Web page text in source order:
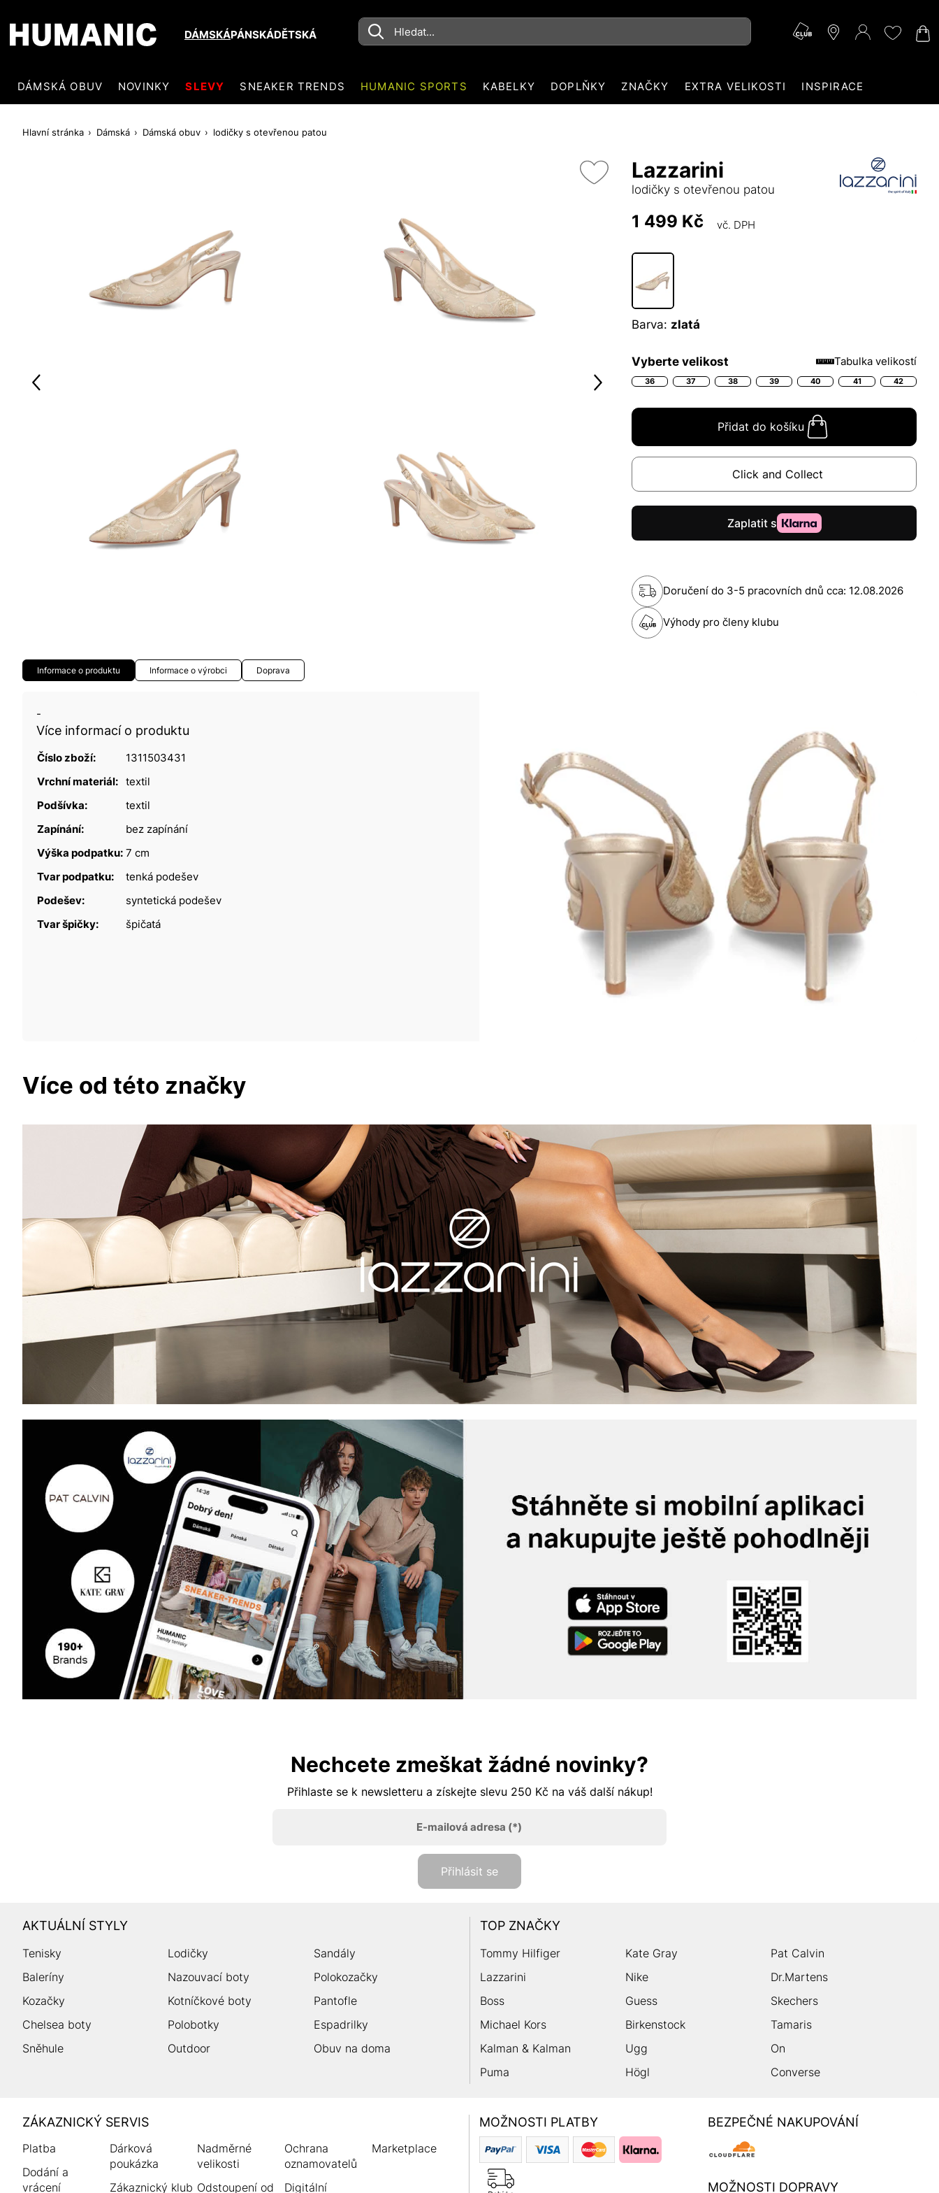
DÁMSKÁPÁNSKÁDĚTSKÁ
DÁMSKÁ OBUV NOVINKY SLEVY SNEAKER TRENDS HUMANIC SPORTS KABELKY DOPLŇKY ZNAČKY EXTRA VELIKOSTI INSPIRACE
Hlavní stránka Dámská Dámská obuv lodičky s otevřenou patou
Lazzarini
lodičky s otevřenou patou
1 499 Kč vč. DPH
Barva: zlatá
Vyberte velikost Tabulka velikostí
36 37 38 39 40 41 42
Přidat do košíku
Click and Collect
Doručení do 3-5 pracovních dnů cca: 12.08.2026
Výhody pro členy klubu
Informace o produktu Informace o výrobci Doprava
-
Více informací o produktu
Číslo zboží:
1311503431
Vrchní materiál: textil
Podšívka:
textil
Zapínání:
bez zapínání
Výška podpatku: 7 cm
Tvar podpatku:
tenká podešev
Podešev:
syntetická podešev
Tvar špičky:
špičatá
Více od této značky
Nechcete zmeškat žádné novinky?
Přihlaste se k newsletteru a získejte slevu 250 Kč na váš další nákup!
E-mailová adresa (*)
Přihlásit se
AKTUÁLNÍ STYLY
Tenisky Lodičky
Sandály
Baleríny
Nazouvací boty
Polokozačky
Kozačky
Kotníčkové boty
Pantofle
Chelsea boty
Polobotky
Espadrilky
Sněhule
Outdoor Obuv na doma
TOP ZNAČKY
Tommy Hilfiger Kate Gray
Pat Calvin
Lazzarini
Nike
Dr.Martens
Boss
Guess
Skechers
Michael Kors
Birkenstock
Tamaris
Kalman & Kalman
Ugg
On
Puma
Högl Converse
HUMANIC
Zápatí
ZÁKAZNICKÝ SERVIS
Platba
Dodání a
vrácení
Dárková
poukázka
Zákaznický klub
Nadměrné
velikosti
Odstoupení od
Ochrana
oznamovatelů
Digitální
Marketplace
MOŽNOSTI PLATBY BEZPEČNÉ NAKUPOVÁNÍ
MOŽNOSTI DOPRAVY